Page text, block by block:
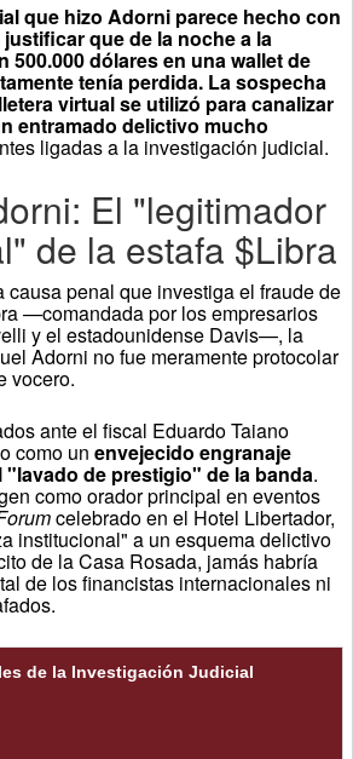
que hizo Adorni parece hecho con
que de la noche a la
500.000 dólares en una wallet de
tenía perdida. La sospecha
virtual se utilizó para canalizar
entramado delictivo mucho
ligadas a la investigación judicial.
El "legitimador
de la estafa $Libra
causa penal que investiga el fraude de
—comandada por los empresarios
y el estadounidense Davis—, la
Adorni no fue meramente protocolar
vocero.
ante el fiscal Eduardo Taiano
como un envejecido engranaje
"lavado de prestigio" de la banda.
como orador principal en eventos
celebrado en el Hotel Libertador,
institucional" a un esquema delictivo
de la Casa Rosada, jamás habría
de los financistas internacionales ni
de la Investigación Judicial